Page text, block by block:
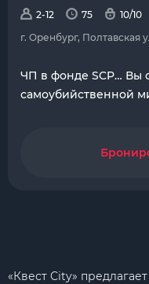
2-12 75
10/10
г. Оренбург, Полтавская
ЧП в фонде SCP… Вы
самоубийственной
«Квест City»